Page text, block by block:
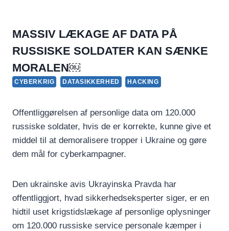
MASSIV LÆKAGE AF DATA PÅ
RUSSISKE SOLDATER KAN SÆNKE
MORALEN￼
CYBERKRIG DATASIKKERHED HACKING
Offentliggørelsen af personlige data om 120.000
russiske soldater, hvis de er korrekte, kunne give et
middel til at demoralisere tropper i Ukraine og gøre
dem mål for cyberkampagner.
Den ukrainske avis Ukrayinska Pravda har
offentliggjort, hvad sikkerhedseksperter siger, er en
hidtil uset krigstidslækage af personlige oplysninger
om 120.000 russiske service personale kæmper i